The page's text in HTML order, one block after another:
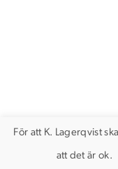
För att K. Lagerqvist
att det är ok.